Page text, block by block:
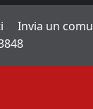
Invia un